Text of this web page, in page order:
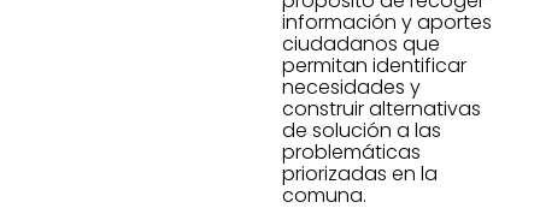
información y aportes
ciudadanos que
permitan identificar
necesidades y
construir alternativas
de solución a las
problemáticas
priorizadas en la
comuna.